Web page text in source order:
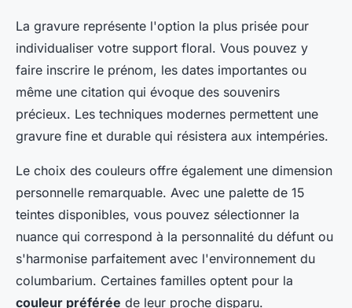
La gravure représente l'option la plus prisée pour
individualiser votre support floral. Vous pouvez y
faire inscrire le prénom, les dates importantes ou
même une citation qui évoque des souvenirs
précieux. Les techniques modernes permettent une
gravure fine et durable qui résistera aux intempéries.
Le choix des couleurs offre également une dimension
personnelle remarquable. Avec une palette de 15
teintes disponibles, vous pouvez sélectionner la
nuance qui correspond à la personnalité du défunt ou
s'harmonise parfaitement avec l'environnement du
columbarium. Certaines familles optent pour la
couleur préférée de leur proche disparu.